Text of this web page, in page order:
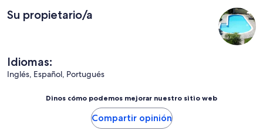
Su propietario/a
Idiomas:
Inglés, Español, Portugués
Dinos cómo podemos mejorar nuestro sitio web
Compartir opinión